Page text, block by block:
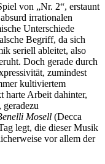
von „Nr. 2“, erstaunt
irrationalen
Unterschiede
Begriff, da sich
seriell ableitet, also
Doch gerade durch
zumindest
kultiviertem
harte Arbeit dahinter,
Mosell (Decca
legt, die dieser Musik
vor allem der